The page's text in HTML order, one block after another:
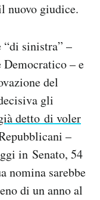
nuovo giudice.
“di sinistra” –
Democratico – e
del
gli
detto di voler
–
in Senato, 54
nomina sarebbe
di un anno al